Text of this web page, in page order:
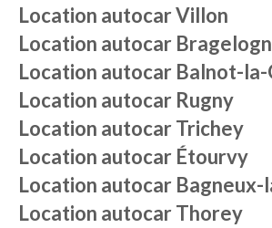
Location autocarVillon
Location autocar
Location autocar Balnot-la-
Location autocar Rugny
Location autocarTrichey
Location autocar Étourvy
Location autocar Bagneux-
Location autocarThorey